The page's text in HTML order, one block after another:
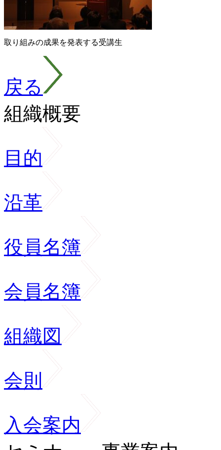
取り組みの成果を発表する受講生
戻る
組織概要
目的
沿革
役員名簿
会員名簿
組織図
会則
入会案内